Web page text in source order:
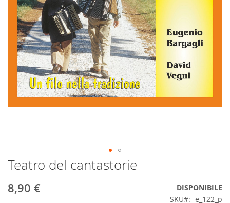
Skip
to
the
beginning
Teatro del cantastorie
8,90 €
DISPONIBILE
SKU
e_122_p